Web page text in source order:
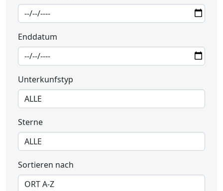
Enddatum
Unterkunfstyp
Sterne
Sortieren nach